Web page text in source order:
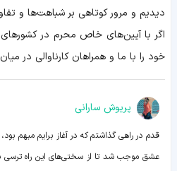
دیدیم و مرور کوتاهی بر شباهت‌ها و
اگر با آیین‌های خاص محرم در کشورهای
خود را با ما و همراهان کارناوالی در
پریوش سارانی
قدم در راهی گذاشتم که در آغاز برایم مبهم
عشق موجب شد تا از سختی‌های این راه